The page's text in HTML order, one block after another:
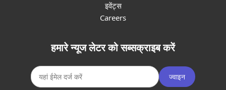
इवेंट्स
Careers
हमारे न्यूज लेटर को सब्सक्राइब करें
ज्वाइन